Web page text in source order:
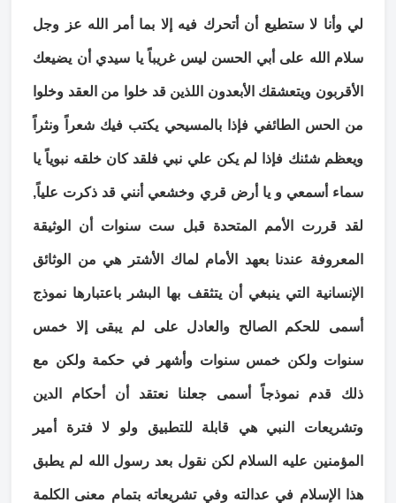
لي وأنا لا ستطيع أن أتحرك فيه إلا بما أمر الله عز وجل
سلام الله على أبي الحسن ليس غريباً يا سيدي أن يضيعك
الأقربون ويتعشقك الأبعدون اللذين قد خلوا من العقد وخلوا
من الحس الطائفي فإذا بالمسيحي يكتب فيك شعراً ونثراً
ويعظم شئنك فإذا لم يكن علي نبي فلقد كان خلقه نبوياً يا
سماء أسمعي و يا أرض قري وخشعي أنني قد ذكرت علياً,
لقد قررت الأمم المتحدة قبل ست سنوات أن الوثيقة
المعروفة عندنا بعهد الأمام لماك الأشتر هي من الوثائق
الإنسانية التي ينبغي أن يتثقف بها البشر باعتبارها نموذج
أسمى للحكم الصالح والعادل على لم يبقى إلا خمس
سنوات ولكن خمس سنوات وأشهر في حكمة ولكن مع
ذلك قدم نموذجاً أسمى جعلنا نعتقد أن أحكام الدين
وتشريعات النبي هي قابلة للتطبيق ولو لا فترة أمير
المؤمنين عليه السلام لكن نقول بعد رسول الله لم يطبق
هذا الإسلام في عدالته وفي تشريعاته بتمام معنى الكلمة